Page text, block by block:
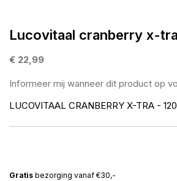
het
begin
de
afbeeldingen-
Lucovitaal cranberry x-
€ 22,99
Informeer mij wanneer dit product op
LUCOVITAAL CRANBERRY X-TRA -
Gratis bezorging vanaf €30,-